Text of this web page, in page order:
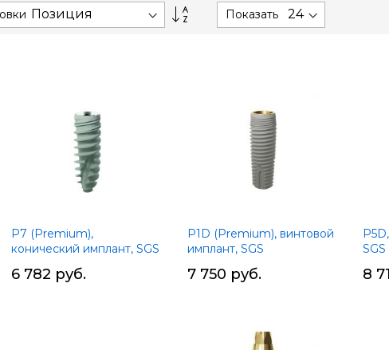
Сортируется
по
Показать
P7 (Premium),
конический имплант, SGS
6 782 руб.
P1D (Premium), винтовой
имплант, SGS
7 750 руб.
SGS
8